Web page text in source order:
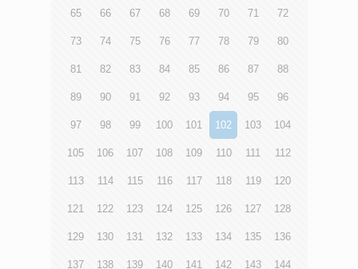
65 66 67 68 69 70 71 72
73 74 75 76 77 78 79 80
81 82 83 84 85 86 87 88
89 90 91 92 93 94 95 96
97 98 99 100 101 102 103 104
105 106 107 108 109 110 111 112
113 114 115 116 117 118 119 120
121 122 123 124 125 126 127 128
129 130 131 132 133 134 135 136
137 138 139 140 141 142 143 144